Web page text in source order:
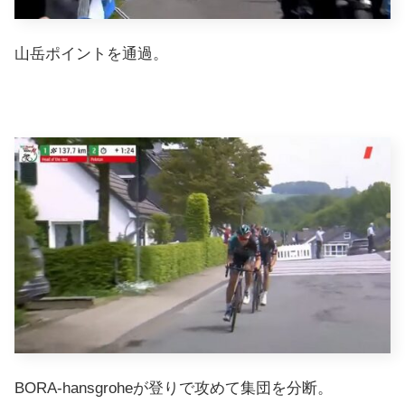
山岳ポイントを通過。
BORA-hansgroheが登りで攻めて集団を分断。